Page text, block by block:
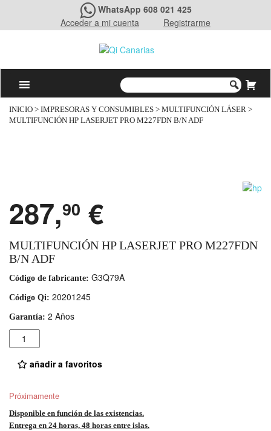
WhatsApp 608 021 425
Acceder a mi cuenta
Registrarme
INICIO > IMPRESORAS Y CONSUMIBLES > MULTIFUNCIÓN LÁSER >
MULTIFUNCIÓN HP LASERJET PRO M227FDN B/N ADF
287,90 €
MULTIFUNCIÓN HP LASERJET PRO M227FDN
B/N ADF
Código de fabricante: G3Q79A
Código Qi: 20201245
Garantía: 2 Años
Cantidad
añadir a favoritos
Próximamente
Disponible en función de las existencias.
Entrega en 24 horas, 48 horas entre islas.